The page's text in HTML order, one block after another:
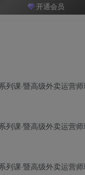
开通会员
列课·暨高级外卖运营
列课·暨高级外卖运营
列课·暨高级外卖运营